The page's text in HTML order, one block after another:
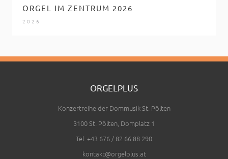
ORGEL IM ZENTRUM 2026
2026
ORGELPLUS
Konzertreihe der Dommusik St. Pölten
3100 St. Pölten, Domplatz 1
Tel. +43 676 / 82 66 88 290
kontakt@orgelplus.at